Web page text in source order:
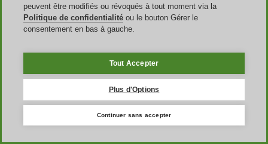
United States
United Kingdom
Italia
Appli Mobile
peuvent être modifiés ou révoqués à tout moment via la
Politique de confidentialité ou le bouton Gérer le
consentement en bas à gauche.
Tout Accepter
Plus d'Options
Continuer sans accepter